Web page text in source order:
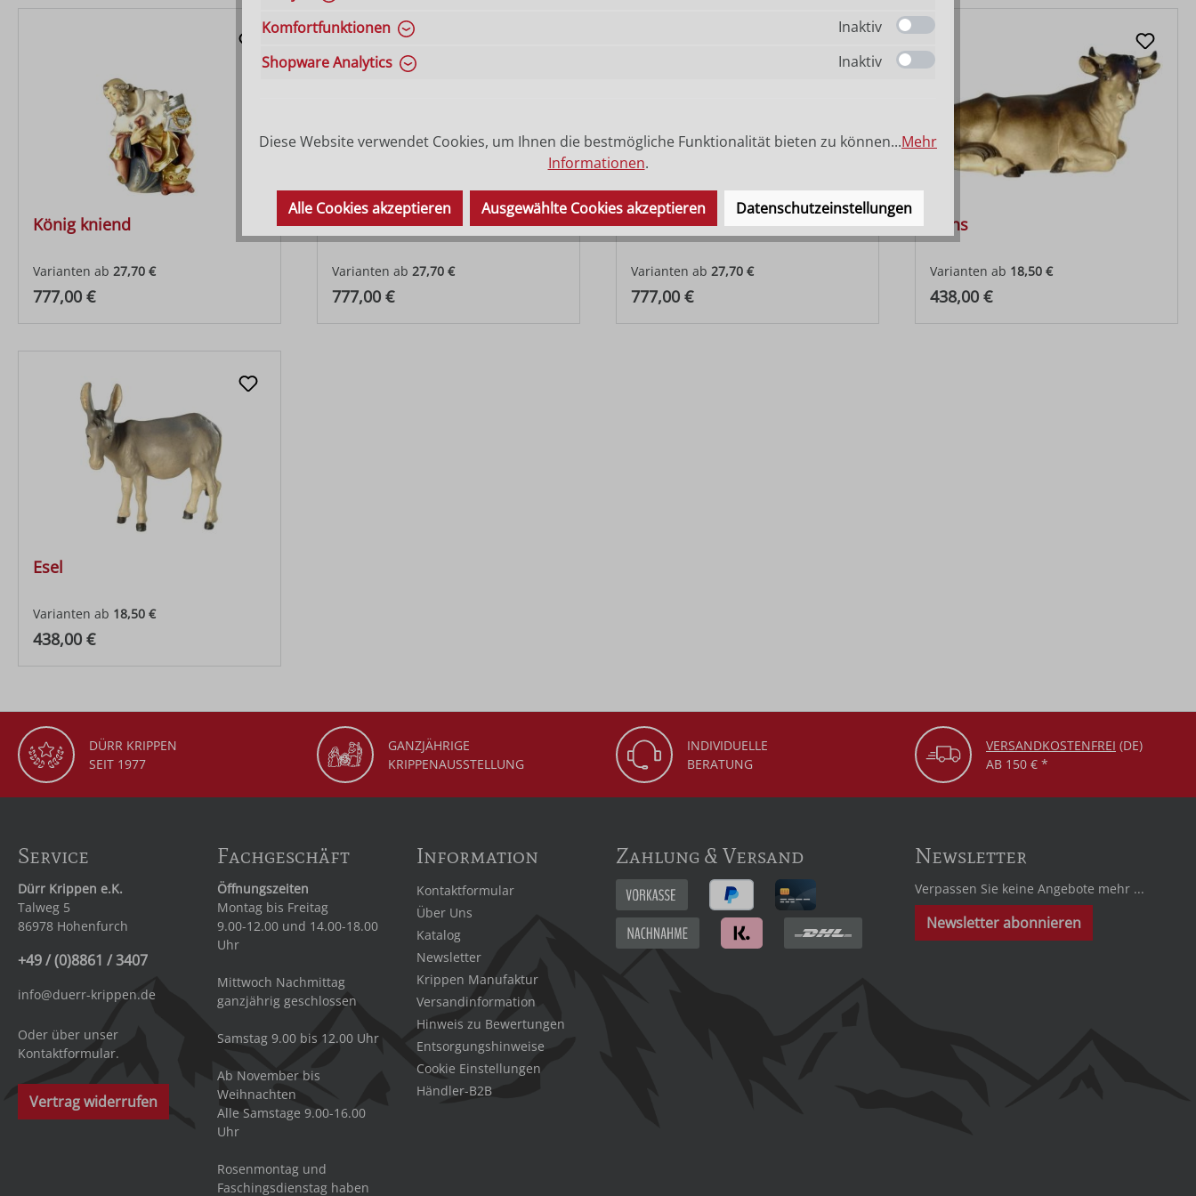
König kniend
Varianten ab 27,70 €
Regulärer Preis:
777,00 €
König Weiss
Varianten ab 27,70 €
Regulärer Preis:
777,00 €
König Mohr
Varianten ab 27,70 €
Regulärer Preis:
777,00 €
Ochs
Varianten ab 18,50 €
Regulärer Preis:
438,00 €
Esel
Varianten ab 18,50 €
Regulärer Preis:
438,00 €
DÜRR KRIPPEN
SEIT 1977
GANZJÄHRIGE
KRIPPENAUSSTELLUNG
INDIVIDUELLE
BERATUNG
VERSANDKOSTENFREI (DE)
AB 150 € *
Service
Dürr Krippen e.K.
Talweg 5
86978 Hohenfurch
+49 / (0)8861 / 3407
info@duerr-krippen.de
Oder über unser
Kontaktformular.
Vertrag widerrufen
Fachgeschäft
Öffnungszeiten
Montag bis Freitag
9.00-12.00 und 14.00-18.00
Uhr
Mittwoch Nachmittag
ganzjährig geschlossen
Samstag 9.00 bis 12.00 Uhr
Ab November bis
Weihnachten
Alle Samstage 9.00-16.00
Uhr
Rosenmontag und
Faschingsdienstag haben
Information
Kontaktformular
Über Uns
Katalog
Newsletter
Krippen Manufaktur
Versandinformation
Hinweis zu Bewertungen
Entsorgungshinweise
Cookie Einstellungen
Händler-B2B
Zahlung & Versand Newsletter
Verpassen Sie keine Angebote mehr ...
Newsletter abonnieren
Komfortfunktionen
Inaktiv
Shopware Analytics
Inaktiv
Diese Website verwendet Cookies, um Ihnen die bestmögliche Funktionalität bieten zu können...Mehr
Informationen.
Alle Cookies akzeptieren Ausgewählte Cookies akzeptieren Datenschutzeinstellungen